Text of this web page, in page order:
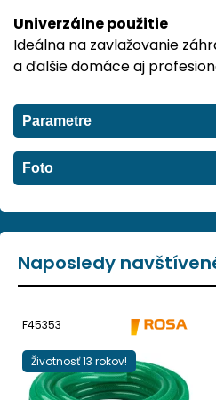
Univerzálne použitie
Ideálna na zavlažovanie
a ďalšie domáce aj
Parametre
Foto
Naposledy
F45353
Životnosť 13 rokov!